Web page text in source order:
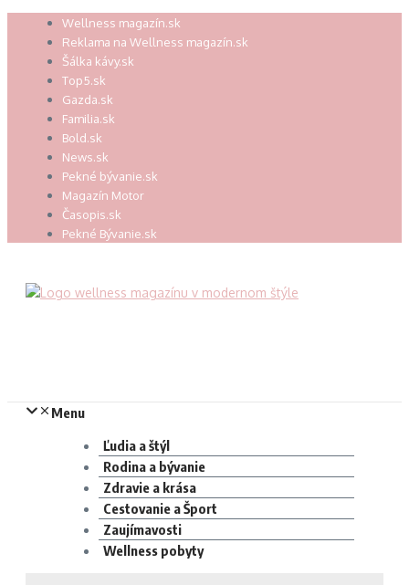
Preskočiť Wellness magazín.sk
Reklama na Wellness magazín.sk
Šálka kávy.sk
Top5.sk
Gazda.sk
Familia.sk
Bold.sk
News.sk
Pekné bývanie.sk
Magazín Motor
Časopis.sk
Pekné Bývanie.sk
Menu
Ľudia a štýl
Rodina a bývanie
Zdravie a krása
Cestovanie a Šport
Zaujímavosti
Wellness pobyty